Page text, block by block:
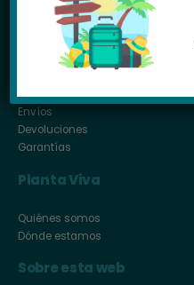
Más información
Formas de pago
Envíos
Devoluciones
Garantías
Planta Viva
Quiénes somos
Dónde estamos
Sobre esta web